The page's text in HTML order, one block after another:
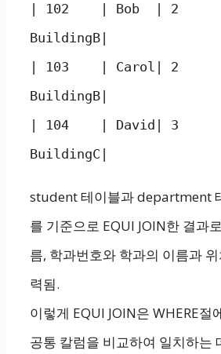
| 102    | Bob  | 2
BuildingB|
| 103    | Carol| 2
BuildingB|
| 104    | David| 3
BuildingC|
student 테이블과 department
를 기준으로 EQUI JOIN한 결과
름, 학과번호와 학과의 이름과
력됨.
이렇게 EQUI JOIN은 WHERE절
공통 칼럼을 비교하여 일치하는